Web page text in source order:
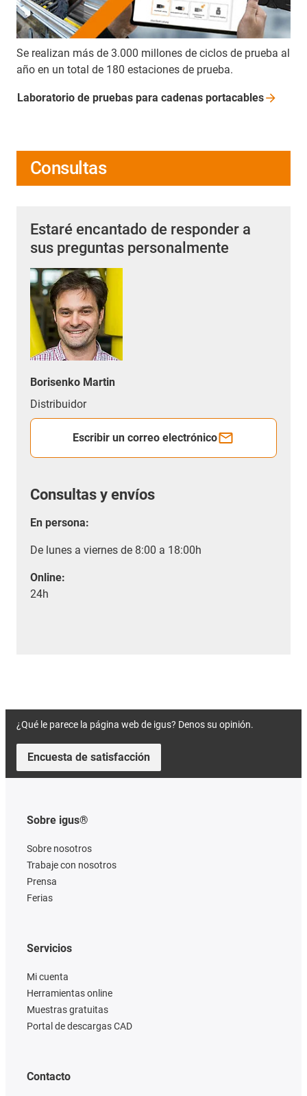
Se realizan más de 3.000 millones de ciclos de prueba al
año en un total de 180 estaciones de prueba.
Laboratorio de pruebas para cadenas portacables
Consultas
Estaré encantado de responder a
sus preguntas personalmente
Borisenko Martin
Distribuidor
Escribir un correo electrónico
Consultas y envíos
En persona:
De lunes a viernes de 8:00 a 18:00h
Online:
24h
¿Qué le parece la página web de igus? Denos su opinión.
Encuesta de satisfacción
Sobre igus®
Sobre nosotros
Trabaje con nosotros
Prensa
Ferias
Servicios
Mi cuenta
Herramientas online
Muestras gratuitas
Portal de descargas CAD
Contacto